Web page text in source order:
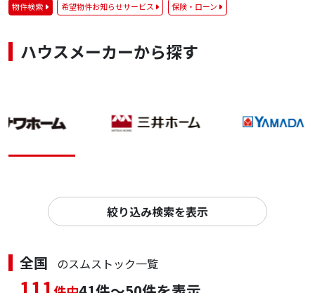
物件検索 希望物件お知らせサービス 保険・ローン
ハウスメーカーから探す
絞り込み検索を表示
全国 のスムストック一覧